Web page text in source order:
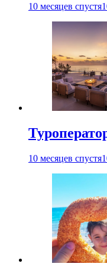
10 месяцев спустя
10 месяцев спустя